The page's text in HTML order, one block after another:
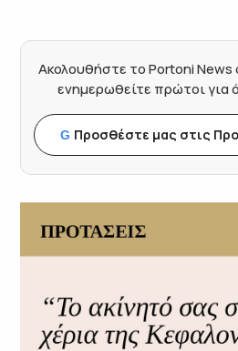
Ακολουθήστε το Portoni News
ενημερωθείτε πρώτοι για
G Προσθέστε μας στις